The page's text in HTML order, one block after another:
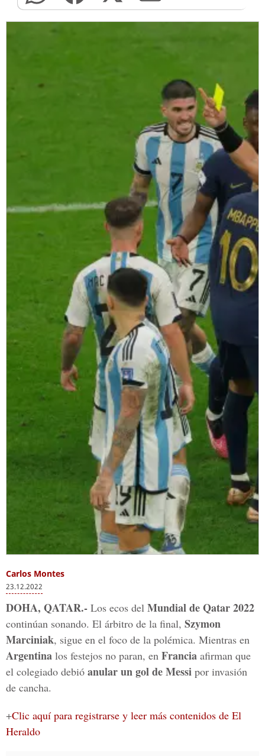
Carlos Montes
23.12.2022
DOHA, QATAR.- Los ecos del Mundial de Qatar 2022
continúan sonando. El árbitro de la final, Szymon
Marciniak, sigue en el foco de la polémica. Mientras en
Argentina los festejos no paran, en Francia afirman que
el colegiado debió anular un gol de Messi por invasión
de cancha.
+Clic aquí para registrarse y leer más contenidos de El
Heraldo